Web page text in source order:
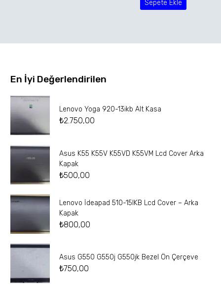
Sepete Ekle
En İyi Değerlendirilen
Lenovo Yoga 920-13ikb Alt Kasa
₺2.750,00
Asus K55 K55V K55VD K55VM Lcd Cover Arka
Kapak
₺500,00
Lenovo İdeapad 510-15IKB Lcd Cover – Arka
Kapak
₺800,00
Asus G550 G550j G550jk Bezel Ön Çerçeve
₺750,00